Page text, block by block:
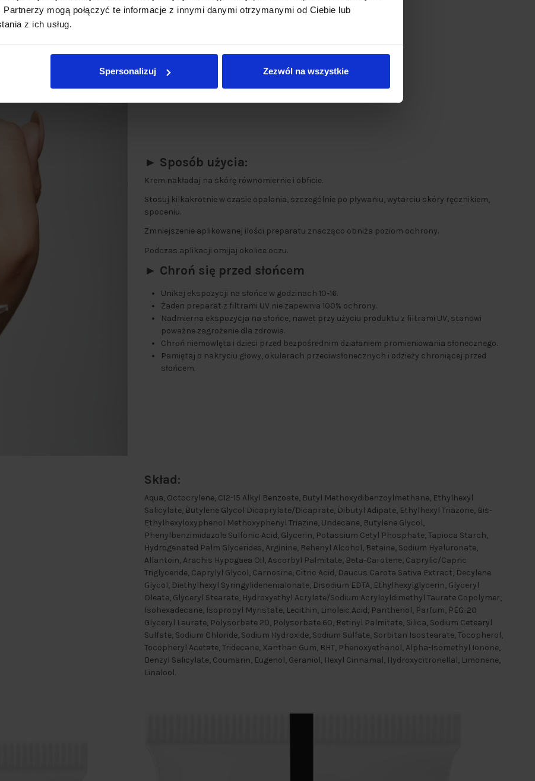
mogą połączyć te informacje z innymi danymi otrzymanymi od Ciebie lub
z ich usług.
Spersonalizuj Zezwól na wszystkie
► Sposób użycia:
Krem nakładaj na skórę równomiernie i obficie.
Stosuj kilkakrotnie w czasie opalania, szczególnie po pływaniu, wytarciu skóry ręcznikiem,
spoceniu.
Zmniejszenie aplikowanej ilości preparatu znacząco obniża poziom ochrony.
Podczas aplikacji omijaj okolice oczu.
► Chroń się przed słońcem
Unikaj ekspozycji na słońce w godzinach 10-16.
Żaden preparat z filtrami UV nie zapewnia 100% ochrony.
Nadmierna ekspozycja na słońce, nawet przy użyciu produktu z filtrami UV, stanowi
poważne zagrożenie dla zdrowia.
Chroń niemowlęta i dzieci przed bezpośrednim działaniem promieniowania słonecznego.
Pamiętaj o nakryciu głowy, okularach przeciwsłonecznych i odzieży chroniącej przed
słońcem.
Skład:
Aqua, Octocrylene, C12-15 Alkyl Benzoate, Butyl Methoxydibenzoylmethane, Ethylhexyl
Salicylate, Butylene Glycol Dicaprylate/Dicaprate, Dibutyl Adipate, Ethylhexyl Triazone, Bis-
Ethylhexyloxyphenol Methoxyphenyl Triazine, Undecane, Butylene Glycol,
Phenylbenzimidazole Sulfonic Acid, Glycerin, Potassium Cetyl Phosphate, Tapioca Starch,
Hydrogenated Palm Glycerides, Arginine, Behenyl Alcohol, Betaine, Sodium Hyaluronate,
Allantoin, Arachis Hypogaea Oil, Ascorbyl Palmitate, Beta-Carotene, Caprylic/Capric
Triglyceride, Caprylyl Glycol, Carnosine, Citric Acid, Daucus Carota Sativa Extract, Decylene
Glycol, Diethylhexyl Syringylidenemalonate, Disodium EDTA, Ethylhexylglycerin, Glyceryl
Oleate, Glyceryl Stearate, Hydroxyethyl Acrylate/Sodium Acryloyldimethyl Taurate Copolymer,
Isohexadecane, Isopropyl Myristate, Lecithin, Linoleic Acid, Panthenol, Parfum, PEG-20
Glyceryl Laurate, Polysorbate 20, Polysorbate 60, Retinyl Palmitate, Silica, Sodium Cetearyl
Sulfate, Sodium Chloride, Sodium Hydroxide, Sodium Sulfate, Sorbitan Isostearate, Tocopherol,
Tocopheryl Acetate, Tridecane, Xanthan Gum, BHT, Phenoxyethanol, Alpha-Isomethyl Ionone,
Benzyl Salicylate, Coumarin, Eugenol, Geraniol, Hexyl Cinnamal, Hydroxycitronellal, Limonene,
Linalool.